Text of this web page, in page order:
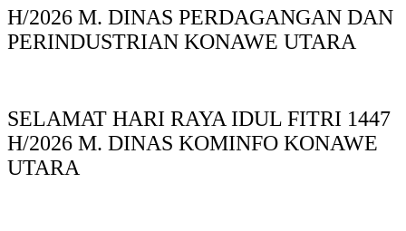
H/2026 M. DINAS PERDAGANGAN DAN
PERINDUSTRIAN KONAWE UTARA
SELAMAT HARI RAYA IDUL FITRI 1447
H/2026 M. DINAS KOMINFO KONAWE
UTARA